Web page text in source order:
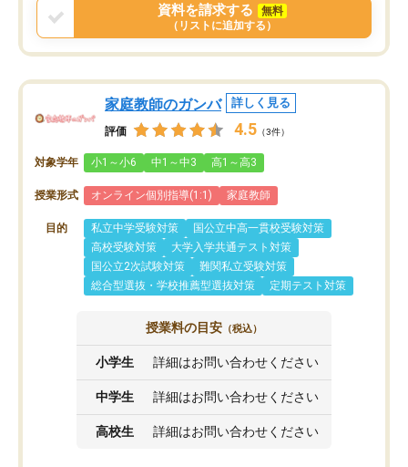
資料を請求する
無料
（リストに追加する）
家庭教師のガンバ 詳しく見る
評価 4.5 （3件）
対象学年 小1～小6 中1～中3 高1～高3
授業形式 オンライン個別指導(1:1) 家庭教師
目的 私立中学受験対策
国公立中高一貫校受験対策
高校受験対策
大学入学共通テスト対策
国公立2次試験対策
難関私立受験対策
総合型選抜・学校推薦型選抜対策
定期テスト対策
授業料の目安 （税込）
小学生 詳細はお問い合わせください
中学生 詳細はお問い合わせください
高校生 詳細はお問い合わせください